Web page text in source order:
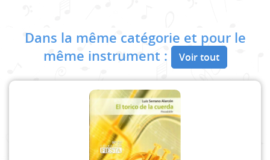
Dans la même catégorie et pour le
même instrument :
Voir tout